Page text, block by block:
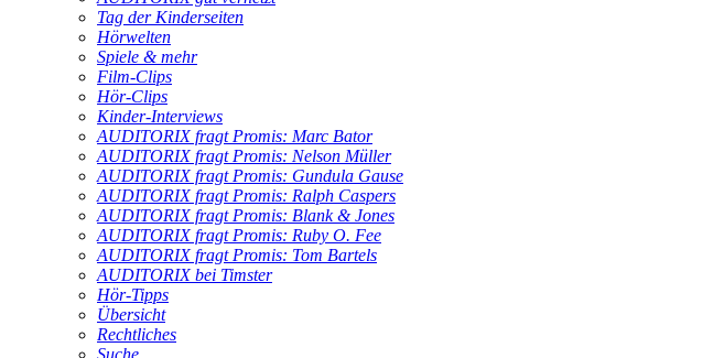
Tag der Kinderseiten
Hörwelten
Spiele & mehr
Film-Clips
Hör-Clips
Kinder-Interviews
AUDITORIX fragt Promis: Marc Bator
AUDITORIX fragt Promis: Nelson Müller
AUDITORIX fragt Promis: Gundula Gause
AUDITORIX fragt Promis: Ralph Caspers
AUDITORIX fragt Promis: Blank & Jones
AUDITORIX fragt Promis: Ruby O. Fee
AUDITORIX fragt Promis: Tom Bartels
AUDITORIX bei Timster
Hör-Tipps
Übersicht
Rechtliches
Suche